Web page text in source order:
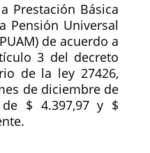
Prestación Básica
Pensión Universal
de acuerdo a
3 del decreto
de la ley 27426,
de diciembre de
$ 4.397,97 y $